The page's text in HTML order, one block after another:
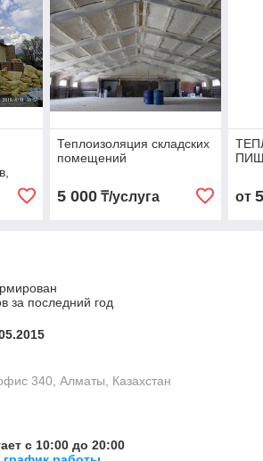
Теплоизоляция складских
помещений
5 000₸/услуга от
за последний год
340, Алматы, Казахстан
с 10:00 до 20:00